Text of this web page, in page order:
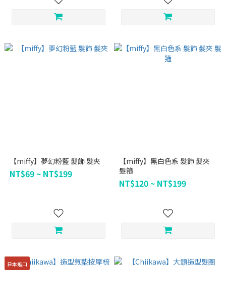
【miffy】夢幻粉藍 髮飾 髮夾
NT$69 ~ NT$199
【miffy】黑白色系 髮飾 髮夾
髮箍
NT$120 ~ NT$199
日本進口